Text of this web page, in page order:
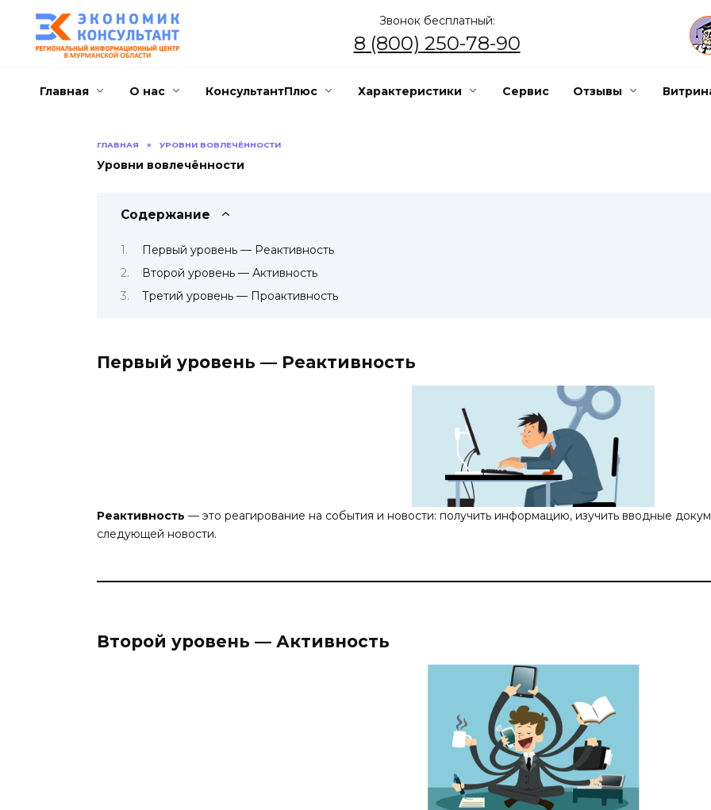
содержанию
Звонок бесплатный:
8 (800) 250-78-90
Главная О нас КонсультантПлюс Характеристики Сервис Отзывы
ГЛАВНАЯ » УРОВНИ ВОВЛЕЧЁННОСТИ
Уровни вовлечённости
Содержание
Первый уровень — Реактивность
Второй уровень — Активность
Третий уровень — Проактивность
Первый уровень — Реактивность
Реактивность — это реагирование на события и новости: получить информацию, изучить вводные
следующей новости.
Второй уровень — Активность